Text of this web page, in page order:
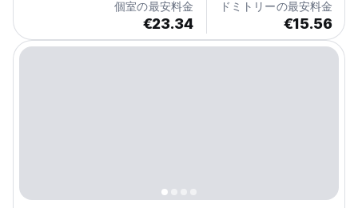
個室の最安料金
€23.34
ドミトリーの最安料金
€15.56